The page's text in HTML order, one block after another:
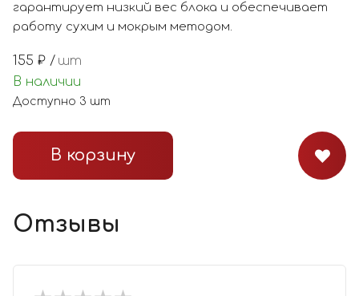
гарантирует низкий вес блока и обеспечивает
работу сухим и мокрым методом.
155 ₽ / шт
В наличии
Доступно 3 шт
В корзину
Отзывы